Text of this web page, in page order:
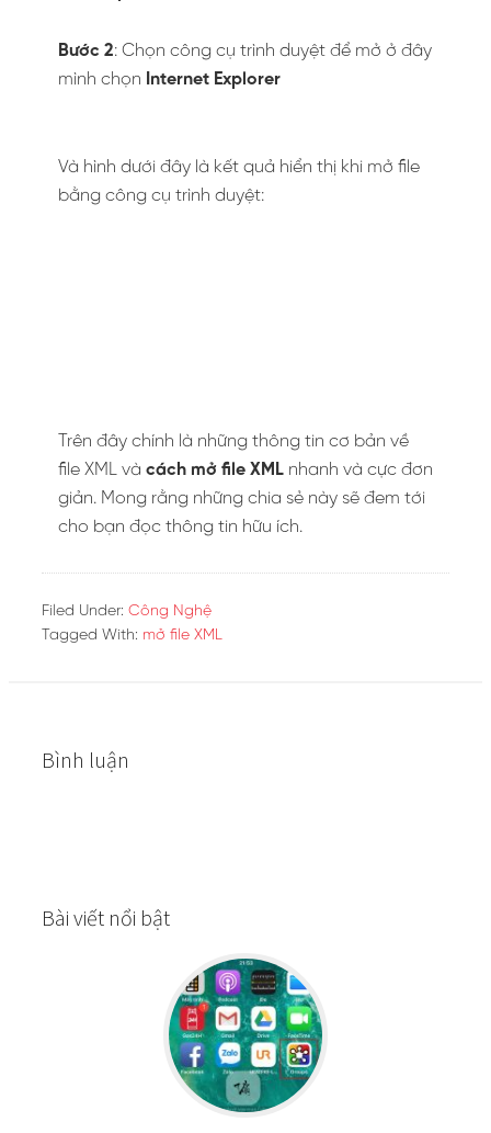
Bước 2: Chọn công cụ trình duyệt để mở ở đây
mình chọn Internet Explorer
Và hình dưới đây là kết quả hiển thị khi mở file
bằng công cụ trình duyệt:
Trên đây chính là những thông tin cơ bản về
file XML và cách mở file XML nhanh và cực đơn
giản. Mong rằng những chia sẻ này sẽ đem tới
cho bạn đọc thông tin hữu ích.
Filed Under: Công Nghệ
Tagged With: mở file XML
Bình luận
Bài viết nổi bật